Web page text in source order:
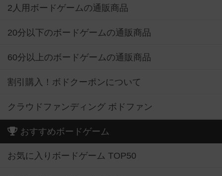
2人用ボードゲームの通販商品
20分以下のボードゲームの通販商品
60分以上のボードゲームの通販商品
割引購入！ボドクーポンについて
クラウドファンディング ボドファン
おすすめボードゲーム
お気に入りボードゲーム TOP50